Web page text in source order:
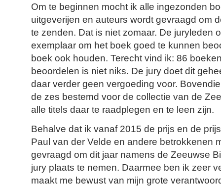
Om te beginnen mocht ik alle ingezonden
uitgeverijen en auteurs wordt gevraagd om
te zenden. Dat is niet zomaar. De juryleden
exemplaar om het boek goed te kunnen
boek ook houden. Terecht vind ik: 86
beoordelen is niet niks. De jury doet dit
daar verder geen vergoeding voor.
de zes bestemd voor de collectie van de
alle titels daar te raadplegen en te leen zijn.
Behalve dat ik vanaf 2015 de prijs en de
Paul van der Velde en andere betrokkenen
gevraagd om dit jaar namens de Zeeuwse
jury plaats te nemen. Daarmee ben ik zeer
maakt me bewust van mijn grote